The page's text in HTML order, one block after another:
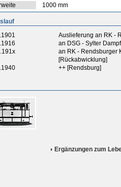
1000 mm
Auslieferung an RK -
an DSG - Sylter
an RK - Rendsburger
[Rückabwicklung]
++ [Rendsburg]
Ergänzungen zum